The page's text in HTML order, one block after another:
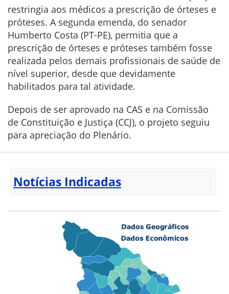
restringia aos médicos a prescrição de órteses e
próteses. A segunda emenda, do senador
Humberto Costa (PT-PE), permitia que a
prescrição de órteses e próteses também fosse
realizada pelos demais profissionais de saúde de
nível superior, desde que devidamente
habilitados para tal atividade.
Depois de ser aprovado na CAS e na Comissão
de Constituição e Justiça (CCJ), o projeto seguiu
para apreciação do Plenário.
Notícias Indicadas